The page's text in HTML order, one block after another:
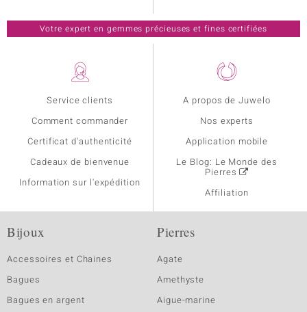
Service clients
Comment commander
Certificat d'authenticité
Cadeaux de bienvenue
Information sur l'expédition
A propos de Juwelo
Nos experts
Application mobile
Le Blog: Le Monde des
Pierres
Affiliation
Votre expert en gemmes précieuses et fines certifiées
Bijoux
Accessoires et Chaines
Bagues
Bagues en argent
Pierres
Agate
Amethyste
Aigue-marine